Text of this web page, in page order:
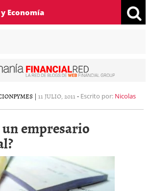
Economía
PYMES | 11 JULIO, 2011 - Escrito por: Nicolas
un empresario